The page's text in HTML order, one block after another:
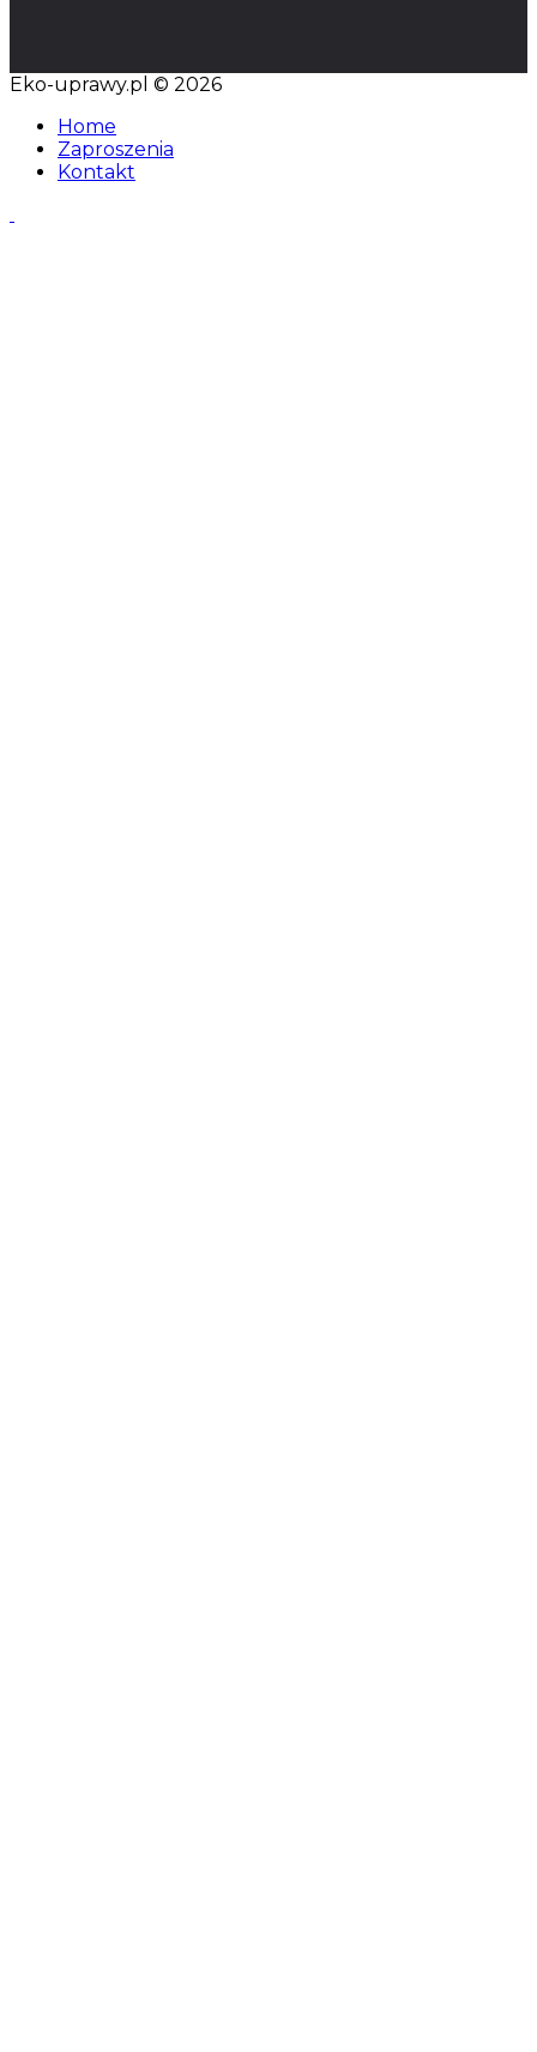
Eko-uprawy.pl © 2026
Home
Zaproszenia
Kontakt